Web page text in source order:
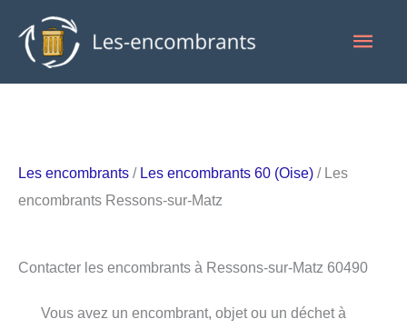
contenu
Les encombrants / Les encombrants 60 (Oise) / Les
encombrants Ressons-sur-Matz
Contacter les encombrants à Ressons-sur-Matz 60490
Vous avez un encombrant, objet ou un déchet à